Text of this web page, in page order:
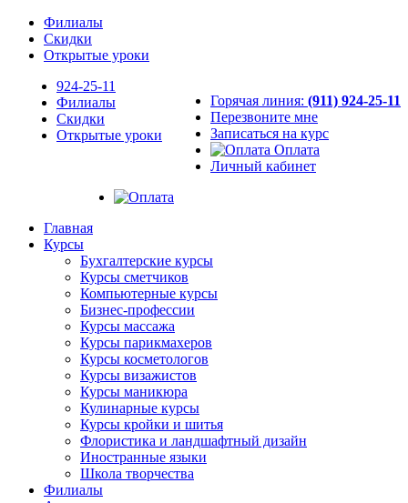
Филиалы
Скидки
Открытые уроки
Горячая линия: (911) 924-25-11
Перезвоните мне
Записаться на курс
Оплата
Личный кабинет
924-25-11
Филиалы
Скидки
Открытые уроки
Главная
Курсы
Бухгалтерские курсы
Курсы сметчиков
Компьютерные курсы
Бизнес-профессии
Курсы массажа
Курсы парикмахеров
Курсы косметологов
Курсы визажистов
Курсы маникюра
Кулинарные курсы
Курсы кройки и шитья
Флористика и ландшафтный дизайн
Иностранные языки
Школа творчества
Филиалы